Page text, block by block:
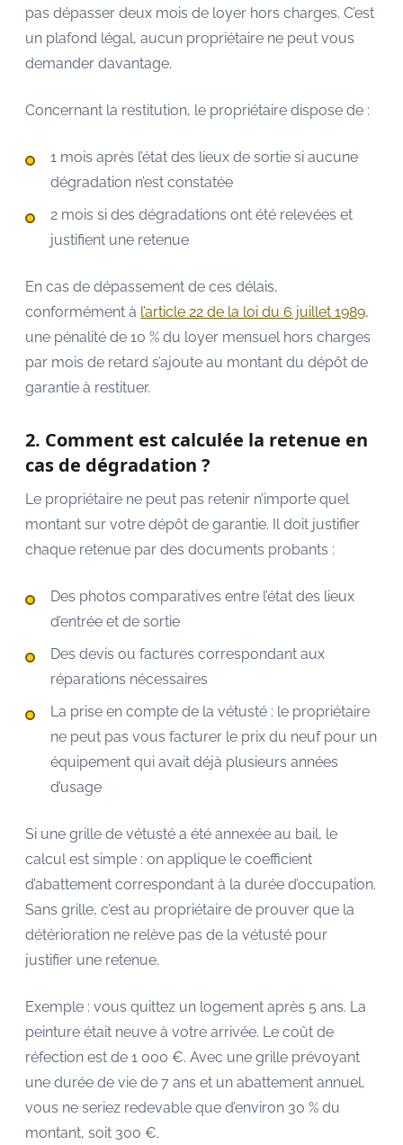
pas dépasser deux mois de loyer hors charges. C’est
un plafond légal, aucun propriétaire ne peut vous
demander davantage.
Concernant la restitution, le propriétaire dispose de :
1 mois après l’état des lieux de sortie si aucune
dégradation n’est constatée
2 mois si des dégradations ont été relevées et
justifient une retenue
En cas de dépassement de ces délais,
conformément à l’article 22 de la loi du 6 juillet 1989,
une pénalité de 10 % du loyer mensuel hors charges
par mois de retard s’ajoute au montant du dépôt de
garantie à restituer.
2. Comment est calculée la retenue en
cas de dégradation ?
Le propriétaire ne peut pas retenir n’importe quel
montant sur votre dépôt de garantie. Il doit justifier
chaque retenue par des documents probants :
Des photos comparatives entre l’état des lieux
d’entrée et de sortie
Des devis ou factures correspondant aux
réparations nécessaires
La prise en compte de la vétusté : le propriétaire
ne peut pas vous facturer le prix du neuf pour un
équipement qui avait déjà plusieurs années
d’usage
Si une grille de vétusté a été annexée au bail, le
calcul est simple : on applique le coefficient
d’abattement correspondant à la durée d’occupation.
Sans grille, c’est au propriétaire de prouver que la
détérioration ne relève pas de la vétusté pour
justifier une retenue.
Exemple : vous quittez un logement après 5 ans. La
peinture était neuve à votre arrivée. Le coût de
réfection est de 1 000 €. Avec une grille prévoyant
une durée de vie de 7 ans et un abattement annuel,
vous ne seriez redevable que d’environ 30 % du
montant, soit 300 €.